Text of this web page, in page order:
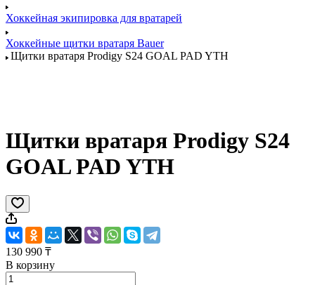
Хоккейная экипировка для вратарей
Хоккейные щитки вратаря Bauer
Щитки вратаря Prodigy S24 GOAL PAD YTH
Щитки вратаря Prodigy S24
GOAL PAD YTH
130 990 ₸
В корзину